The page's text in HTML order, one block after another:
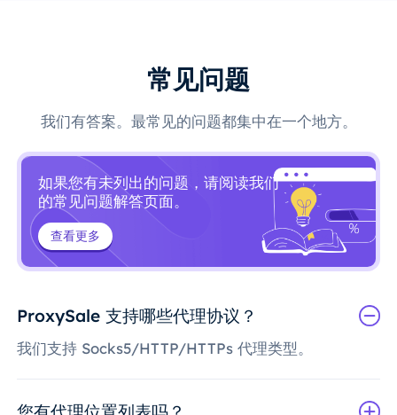
常见问题
我们有答案。最常见的问题都集中在一个地方。
如果您有未列出的问题，请阅读我们
的常见问题解答页面。
查看更多
ProxySale 支持哪些代理协议？
我们支持 Socks5/HTTP/HTTPs 代理类型。